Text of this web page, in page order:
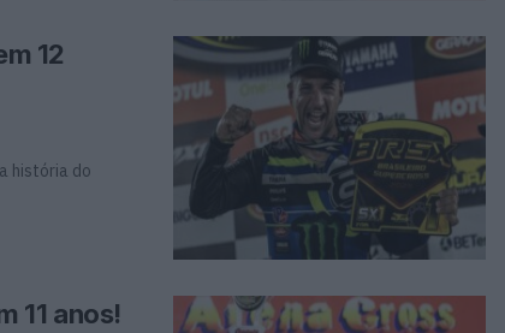
12
história do
11 anos!